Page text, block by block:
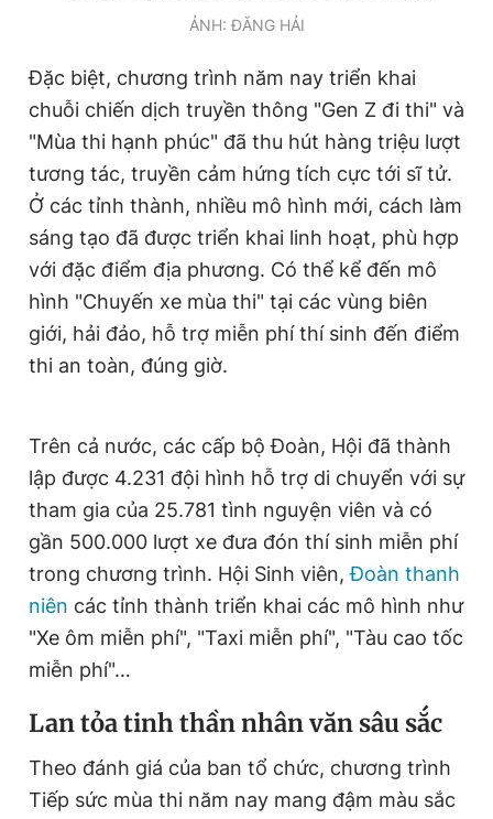
ẢNH: ĐĂNG HẢI
Đặc biệt, chương trình năm nay triển khai
chuỗi chiến dịch truyền thông "Gen Z đi thi" và
"Mùa thi hạnh phúc" đã thu hút hàng triệu lượt
tương tác, truyền cảm hứng tích cực tới sĩ tử.
Ở các tỉnh thành, nhiều mô hình mới, cách làm
sáng tạo đã được triển khai linh hoạt, phù hợp
với đặc điểm địa phương. Có thể kể đến mô
hình "Chuyến xe mùa thi" tại các vùng biên
giới, hải đảo, hỗ trợ miễn phí thí sinh đến điểm
thi an toàn, đúng giờ.
Trên cả nước, các cấp bộ Đoàn, Hội đã thành
lập được 4.231 đội hình hỗ trợ di chuyển với sự
tham gia của 25.781 tình nguyện viên và có
gần 500.000 lượt xe đưa đón thí sinh miễn phí
trong chương trình. Hội Sinh viên,Đoàn thanh
niên các tỉnh thành triển khai các mô hình như
"Xe ôm miễn phí", "Taxi miễn phí", "Tàu cao tốc
miễn phí"…
Lan tỏa tinh thần nhân văn sâu sắc
Theo đánh giá của ban tổ chức, chương trình
Tiếp sức mùa thi năm nay mang đậm màu sắc